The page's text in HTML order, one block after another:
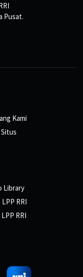
Pusat.
Kami
Library
LPP RRI
RRI